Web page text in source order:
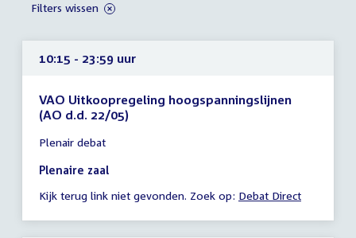
10:15 - 23:59 uur
VAO Uitkoopregeling hoogspanningslijnen
(AO d.d. 22/05)
vergadering
10:15
23:59
Plenair debat
Plenaire zaal
Kijk terug link niet gevonden. Zoek op: Debat Direct
Filters wissen